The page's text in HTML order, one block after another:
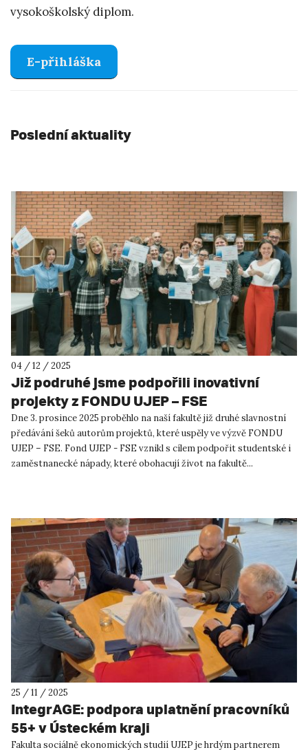
vysokoškolský diplom.
E-přihláška
Poslední aktuality
04 / 12 / 2025
Již podruhé jsme podpořili inovativní
projekty z FONDU UJEP – FSE
Dne 3. prosince 2025 proběhlo na naší fakultě již druhé slavnostní
předávání šeků autorům projektů, které uspěly ve výzvě FONDU
UJEP – FSE. Fond UJEP - FSE vznikl s cílem podpořit studentské i
zaměstnanecké nápady, které obohacují život na fakultě...
25 / 11 / 2025
IntegrAGE: podpora uplatnění pracovníků
55+ v Ústeckém kraji
Fakulta sociálně ekonomických studií UJEP je hrdým partnerem